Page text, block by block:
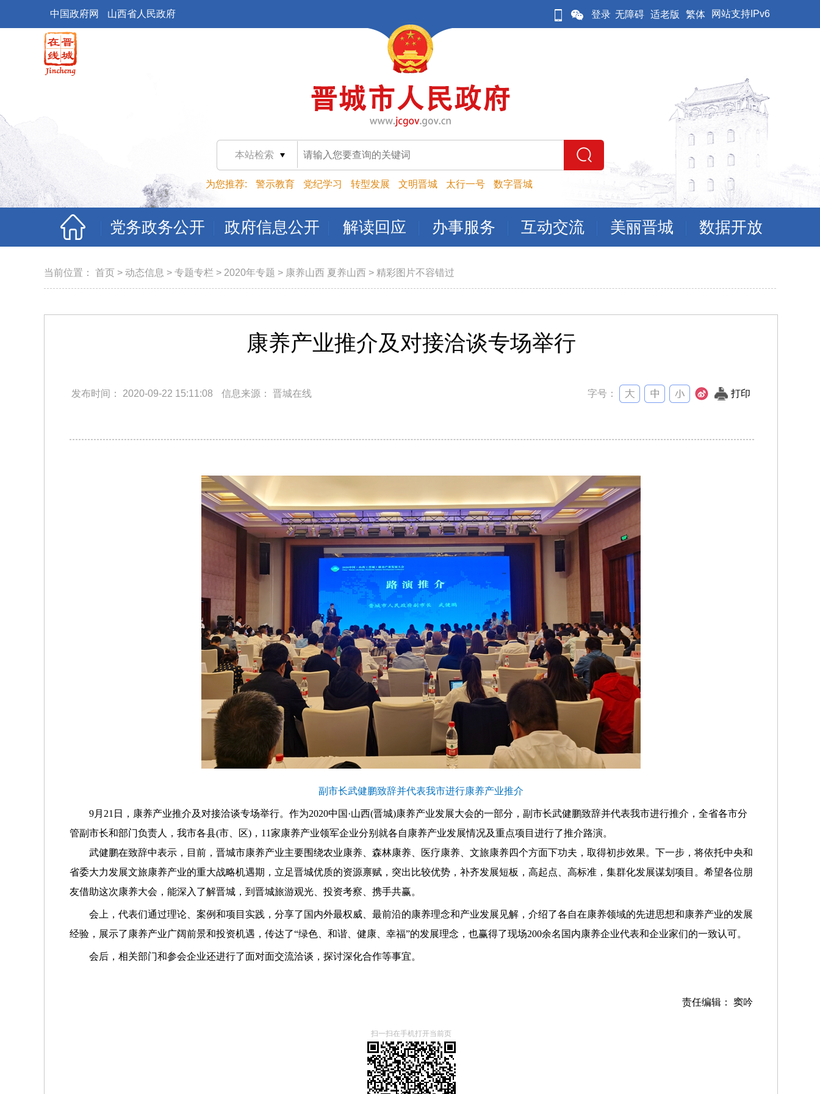
中国政府网 山西省人民政府 登录 无障碍 适老版 繁体 网站支持IPv6
本站检索
为您推荐: 警示教育 党纪学习 转型发展 文明晋城 太行一号 数字晋城
党务政务公开 政府信息公开 解读回应 办事服务 互动交流 美丽晋城 数据开放
当前位置： 首页 > 动态信息 > 专题专栏 > 2020年专题 > 康养山西 夏养山西 > 精彩图片不容错过
康养产业推介及对接洽谈专场举行
发布时间： 2020-09-22 15:11:08 信息来源： 晋城在线 字号： 打印
副市长武健鹏致辞并代表我市进行康养产业推介
9月21日，康养产业推介及对接洽谈专场举行。 作为2020中国·山西(晋城)康养产业发展大会的一部分，副市长武健鹏致辞并代表我市进行推介，全省各市分
管副市长和部门负责人，我市各县(市、区)，11家康养产业领军企业分别就各自康养产业发展情况及重点项目进行了推介路演。
武健鹏在致辞中表示，目前，晋城市康养产业主要围绕农业康养、森林康养、医疗康养、文旅康养四个方面下功夫，取得初步效果。下一步，将依托中央和
省委大力发展文旅康养产业的重大战略机遇期，立足晋城优质的资源禀赋，突出比较优势，补齐发展短板，高起点、高标准，集群化发展谋划项目。希望各位朋
友借助这次康养大会，能深入了解晋城，到晋城旅游观光、投资考察、携手共赢。
会上，代表们通过理论、案例和项目实践，分享了国内外最权威、最前沿的康养理念和产业发展见解，介绍了各自在康养领域的先进思想和康养产业的发展
经验，展示了康养产业广阔前景和投资机遇，传达了“绿色、和谐、健康、幸福”的发展理念，也赢得了现场200余名国内康养企业代表和企业家们的一致认可。
会后，相关部门和参会企业还进行了面对面交流洽谈，探讨深化合作等事宜。
责任编辑： 窦吟
扫一扫在手机打开当前页